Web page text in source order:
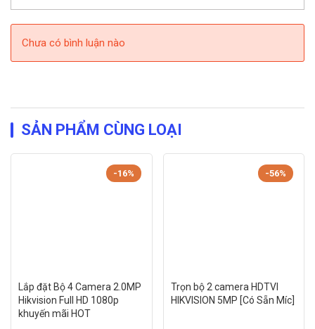
Chưa có bình luận nào
SẢN PHẨM CÙNG LOẠI
-16%
Lắp đặt Bộ 4 Camera 2.0MP
Hikvision Full HD 1080p
khuyến mãi HOT
-56%
Trọn bộ 2 camera HDTVI
HIKVISION 5MP [Có Sẵn Míc]